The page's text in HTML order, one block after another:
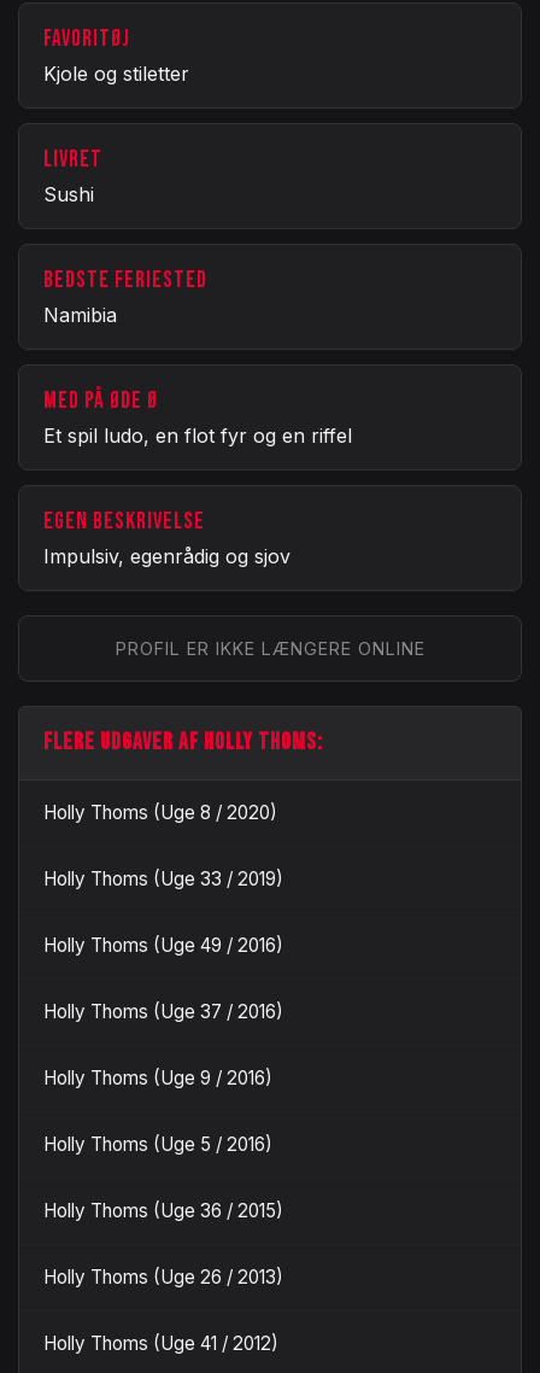
FAVORITØJ
Kjole og stiletter
LIVRET
Sushi
BEDSTE FERIESTED
Namibia
MED PÅ ØDE Ø
Et spil ludo, en flot fyr og en riffel
EGEN BESKRIVELSE
Impulsiv, egenrådig og sjov
PROFIL ER IKKE LÆNGERE ONLINE
FLERE UDGAVER AF HOLLY THOMS:
Holly Thoms (Uge 8 / 2020)
Holly Thoms (Uge 33 / 2019)
Holly Thoms (Uge 49 / 2016)
Holly Thoms (Uge 37 / 2016)
Holly Thoms (Uge 9 / 2016)
Holly Thoms (Uge 5 / 2016)
Holly Thoms (Uge 36 / 2015)
Holly Thoms (Uge 26 / 2013)
Holly Thoms (Uge 41 / 2012)